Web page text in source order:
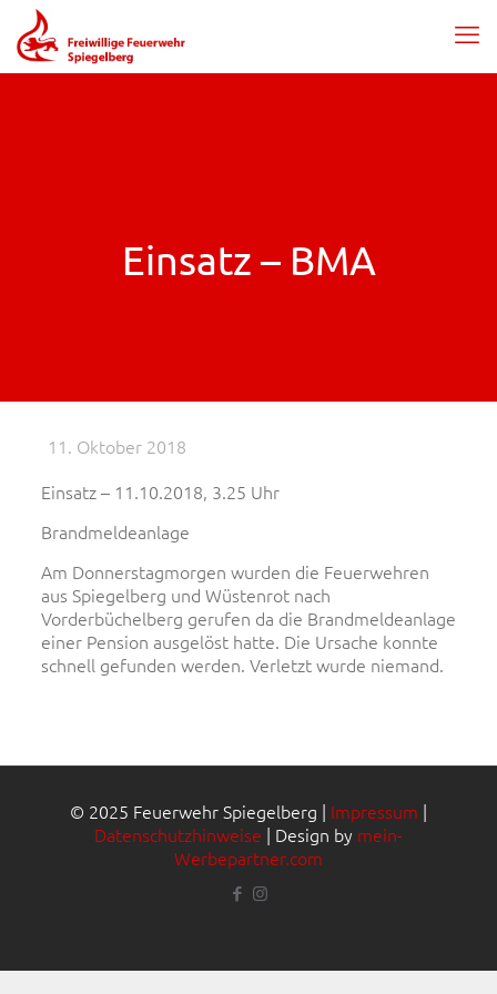
Einsatz – BMA
11. Oktober 2018
Einsatz – 11.10.2018, 3.25 Uhr
Brandmeldeanlage
Am Donnerstagmorgen wurden die Feuerwehren
aus Spiegelberg und Wüstenrot nach
Vorderbüchelberg gerufen da die Brandmeldeanlage
einer Pension ausgelöst hatte. Die Ursache konnte
schnell gefunden werden. Verletzt wurde niemand.
© 2025 Feuerwehr Spiegelberg | Impressum |
Datenschutzhinweise | Design by mein-
Werbepartner.com